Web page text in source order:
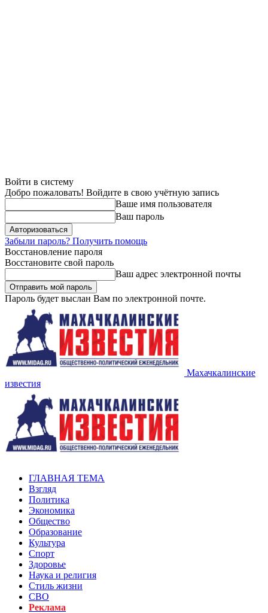
Войти в систему
Добро пожаловать! Войдите в свою учётную запись
Ваше имя пользователя
Ваш пароль
Забыли пароль? Получить помощь
Восстановление пароля
Восстановите свой пароль
Ваш адрес электронной почты
Пароль будет выслан Вам по электронной почте.
Махачкалинские
известия
ГЛАВНАЯ ТЕМА
Взгляд
Политика
Экономика
Общество
Образование
Культура
Спорт
Здоровье
Наука и религия
Стиль жизни
СВО
Реклама